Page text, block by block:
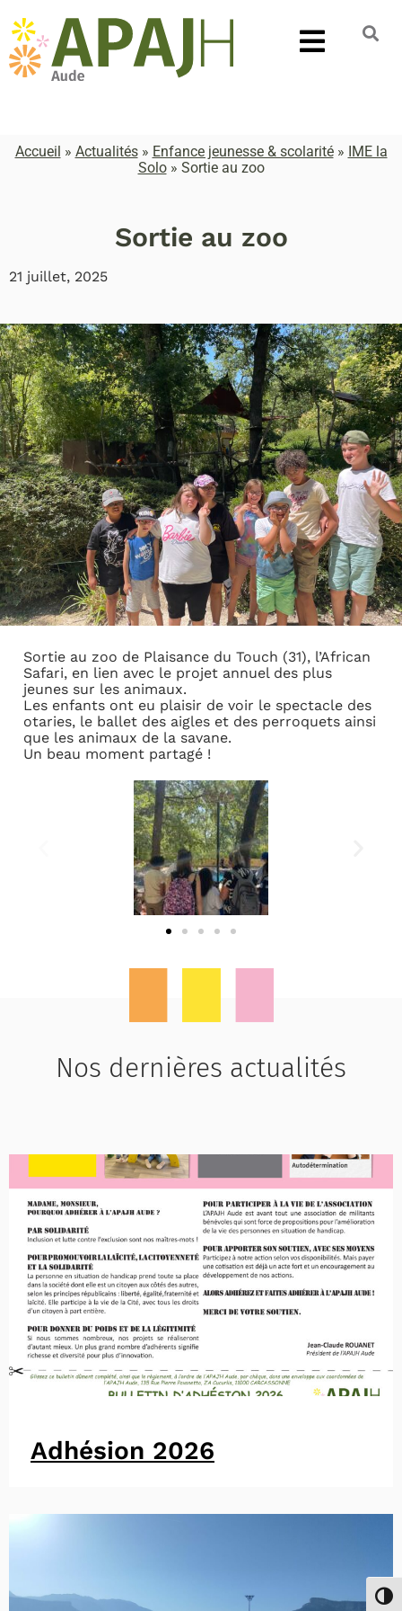
Accueil » Actualités» Enfance jeunesse & scolarité» IME la
Solo» Sortie au zoo
Sortie au zoo
21 juillet, 2025
Sortie au zoo de Plaisance du Touch (31), l’African
Safari, en lien avec le projet annuel des plus
jeunes sur les animaux.
Les enfants ont eu plaisir de voir le spectacle des
otaries, le ballet des aigles et des perroquets ainsi
que les animaux de la savane.
Un beau moment partagé !
Nos dernières actualités
Adhésion 2026